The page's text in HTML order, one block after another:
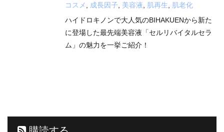
コスメ
成長因子 美容液 肌再生
肌老化
ハイドロキノンで大人気のBIHAKUENから新た
に登場した最先端美容液「セルリバイタルセラ
ム」の魅力を一挙ご紹介！